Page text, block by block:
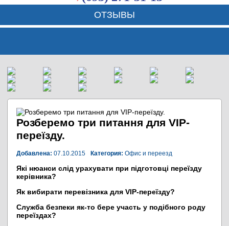
ОТЗЫВЫ
Розберемо три питання для VIP-
переїзду.
Добавлена: 07.10.2015 Категория: Офис и переезд
Які нюанси слід урахувати при підготовці переїзду
керівника?
Як вибирати перевізника для VIP-переїзду?
Служба безпеки як-то бере участь у подібного роду
переїздах?